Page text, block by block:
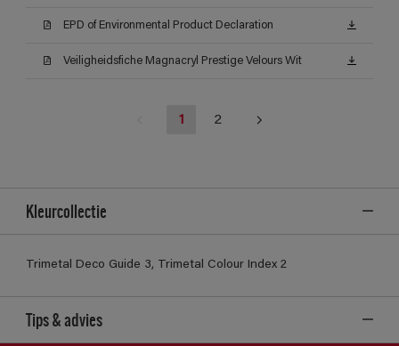
EPD of Environmental Product Declaration
Veiligheidsfiche Magnacryl Prestige Velours Wit
1 2
Kleurcollectie
Trimetal Deco Guide 3, Trimetal Colour Index 2
Tips & advies